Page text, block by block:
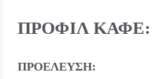
ΠΡΟΦΙΛ ΚΑΦΕ:
ΠΡΟΕΛΕΥΣΗ: